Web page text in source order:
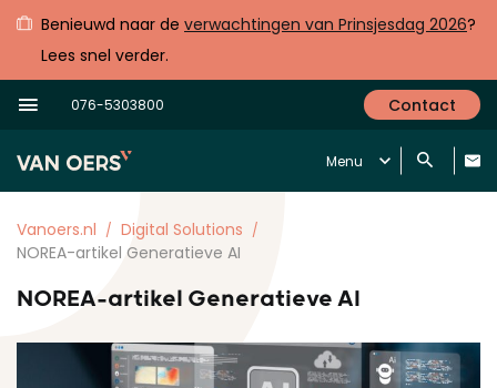
Benieuwd naar de verwachtingen van Prinsjesdag 2026?
Lees snel verder.
076-5303800 Contact
Menu
Vanoers.nl
Digital Solutions
NOREA-artikel Generatieve AI
NOREA-artikel Generatieve AI